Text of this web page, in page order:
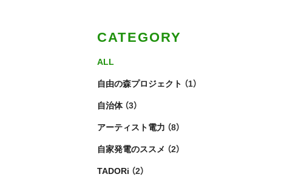
CATEGORY
ALL
自由の森プロジェクト （1）
自治体（3）
アーティスト電力 （8）
自家発電のススメ （2）
TADORi （2）